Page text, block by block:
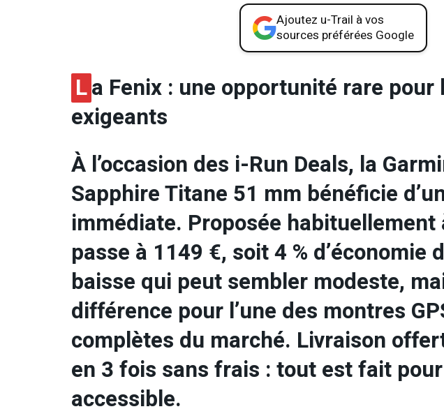
Ajoutez u-Trail à vos
sources préférées Google
La Fenix : une opportunité rare
exigeants
À l’occasion des i-Run Deals, la
Sapphire Titane 51 mm bénéficie
immédiate. Proposée habituellement
passe à 1149 €, soit 4 % d’économie
baisse qui peut sembler modeste,
différence pour l’une des montres
complètes du marché. Livraison
en 3 fois sans frais : tout est fait
accessible.